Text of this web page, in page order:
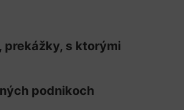
prekážky, s ktorými
podnikoch